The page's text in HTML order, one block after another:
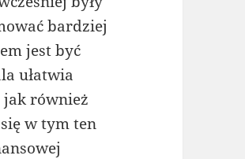
bardziej
jest być
ułatwia
również
w tym ten